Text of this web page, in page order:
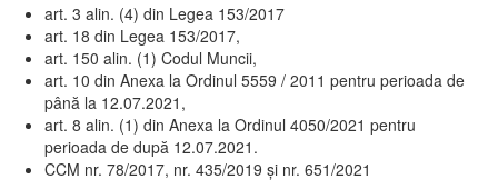
art. 3 alin. (4) din Legea 153/2017
art. 18 din Legea 153/2017,
art. 150 alin. (1) Codul Muncii,
art. 10 din Anexa la Ordinul 5559 / 2011 pentru perioada de
până la 12.07.2021,
art. 8 alin. (1) din Anexa la Ordinul 4050/2021 pentru
perioada de după 12.07.2021.
CCM nr. 78/2017, nr. 435/2019 și nr. 651/2021